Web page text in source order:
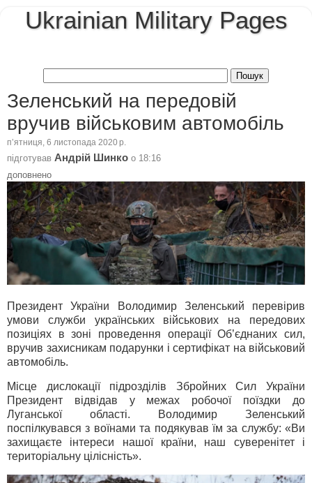
Ukrainian Military Pages
Зеленський на передовій
вручив військовим автомобіль
пʼятниця, 6 листопада 2020 р.
підготував Андрій Шинко о 18:16
доповнено
Президент України Володимир Зеленський перевірив
умови служби українських військових на передових
позиціях в зоні проведення операції Об’єднаних сил,
вручив захисникам подарунки і сертифікат на військовий
автомобіль.
Місце дислокації підрозділів Збройних Cил України
Президент відвідав у межах робочої поїздки до
Луганської області. Володимир Зеленський
поспілкувався з воїнами та подякував їм за службу: «Ви
захищаєте інтереси нашої країни, наш суверенітет і
територіальну цілісність».